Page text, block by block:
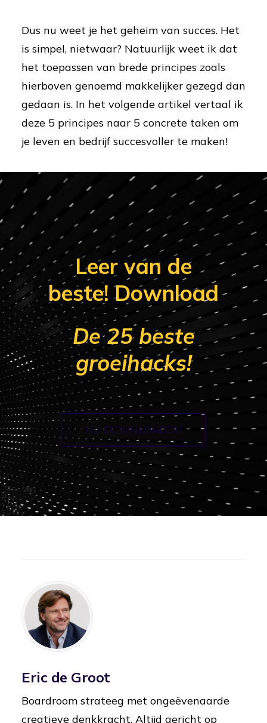
Dus nu weet je het geheim van succes. Het
is simpel, nietwaar? Natuurlijk weet ik dat
het toepassen van brede principes zoals
hierboven genoemd makkelijker gezegd dan
gedaan is. In het volgende artikel vertaal ik
deze 5 principes naar 5 concrete taken om
je leven en bedrijf succesvoller te maken!
Leer van de
beste! Download
De 25 beste
groeihacks!
NU DOWNLOADEN!
Eric de Groot
Boardroom strateeg met ongeëvenaarde
creatieve denkkracht. Altijd gericht op